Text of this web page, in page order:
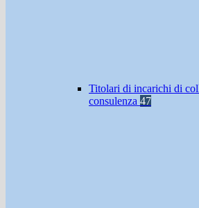
Titolari di incarichi di
consulenza 47